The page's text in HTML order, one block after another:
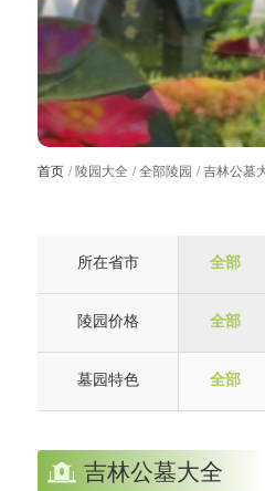
首页 陵园大全 全部陵园 吉林公墓
所在省市 全部
陵园价格 全部
墓园特色 全部
吉林公墓大全